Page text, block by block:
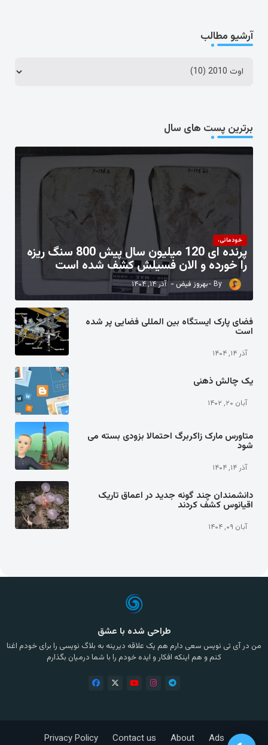
آرشیو مطالب
برترین پست های سال
خودمانی،
پرنده ای 120 میلیون سال پیش 800 سنگ ریزه
را خورده و الان فسیلش کشف شده است
بهروز فیض آذر ۱۴, ۱۴۰۴
فضای پارک ایستگاه بین المللی فضایی پر شده
است
آذر ۱۴, ۱۴۰۴
یک چالش ذهنی
آبان ۲۰, ۱۴۰۲
متاورس مارک زاکربرگ احتمالا بزودی بسته می
شود
آذر ۱۴, ۱۴۰۴
دانشمندان چند گونه جدید در اعماق تاریک
اقیانوس کشف کردند
آبان ۰۹, ۱۴۰۴
طراحی شده با عشق
من در آی تی نویس سعی دارم هم یک علاقه دیرینه به بلاگ نویسی را برای خودم اغنا
کنم و هم اینکه افکار و ایده خودم را با شما درمیان بگذارم
Ads
About
Contact us
Privacy Policy